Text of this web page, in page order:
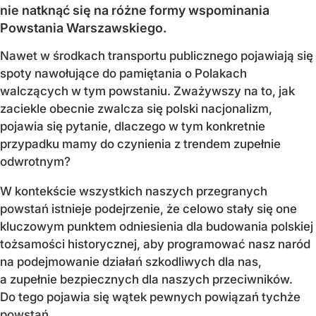
nie natknąć się na różne formy wspominania
Powstania Warszawskiego.
Nawet w środkach transportu publicznego pojawiają się
spoty nawołujące do pamiętania o Polakach
walczących w tym powstaniu. Zważywszy na to, jak
zaciekle obecnie zwalcza się polski nacjonalizm,
pojawia się pytanie, dlaczego w tym konkretnie
przypadku mamy do czynienia z trendem zupełnie
odwrotnym?
W kontekście wszystkich naszych przegranych
powstań istnieje podejrzenie, że celowo stały się one
kluczowym punktem odniesienia dla budowania polskiej
tożsamości historycznej, aby programować nasz naród
na podejmowanie działań szkodliwych dla nas,
a zupełnie bezpiecznych dla naszych przeciwników.
Do tego pojawia się wątek pewnych powiązań tychże